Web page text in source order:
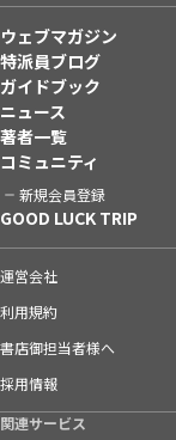
ウェブマガジン
特派員ブログ
ガイドブック
ニュース
著者一覧
コミュニティ
新規会員登録
GOOD LUCK TRIP
運営会社
利用規約
書店御担当者様へ
採用情報
関連サービス